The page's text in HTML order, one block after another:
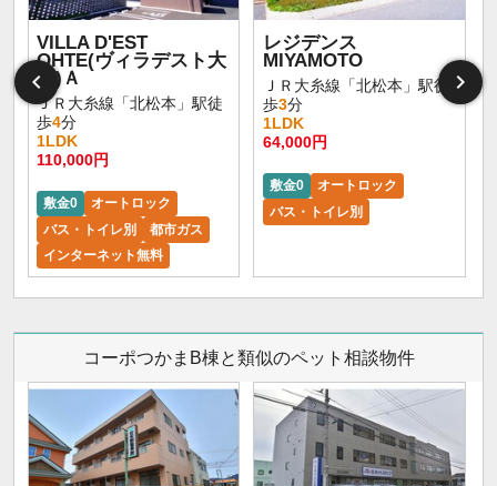
VILLA D'EST
OHTE(ヴィラデスト大
手)Ａ
ＪＲ大糸線「北松本」駅徒
歩4分
1LDK
110,000円
敷金0
オートロック
バス・トイレ別
都市ガス
インターネット無料
レジデンス
MIYAMOTO
ＪＲ大糸線「北松本」駅徒
歩3分
1LDK
64,000円
敷金0
オートロック
バス・トイレ別
コーポつかまB棟と類似のペット相談物件